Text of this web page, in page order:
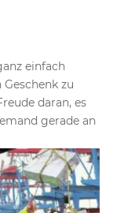
einfach
zu
daran, es
gerade an